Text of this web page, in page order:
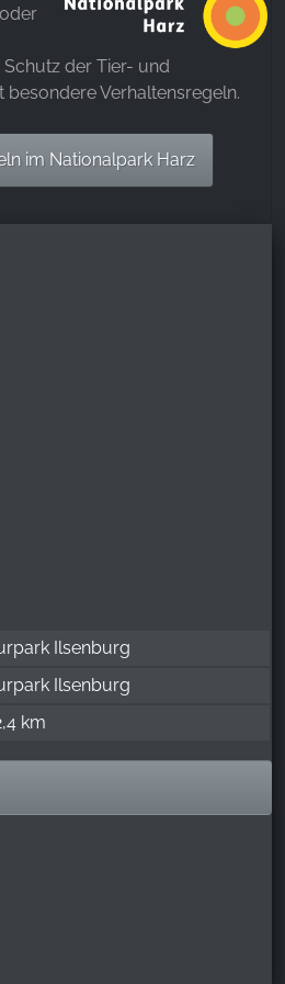
der Tier- und
Verhaltensregeln.
im Nationalpark Harz
Ilsenburg
Ilsenburg
km